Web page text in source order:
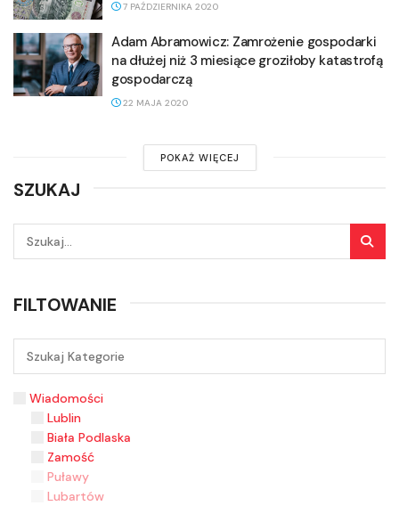
7 PAŹDZIERNIKA 2020
Adam Abramowicz: Zamrożenie gospodarki
na dłużej niż 3 miesiące groziłoby katastrofą
gospodarczą
22 MAJA 2020
POKAŻ WIĘCEJ
SZUKAJ
FILTOWANIE
Wiadomości
Lublin
Biała Podlaska
Zamość
Puławy
Lubartów